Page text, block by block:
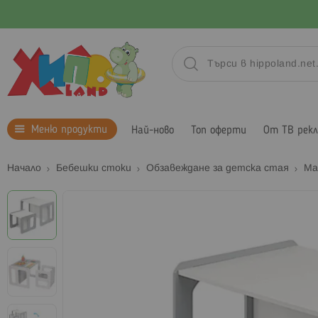
Меню продукти Най-ново Топ оферти От ТВ
Начало Бебешки стоки Обзавеждане за детска стая
Преминете
към
края
на
на
изображенията